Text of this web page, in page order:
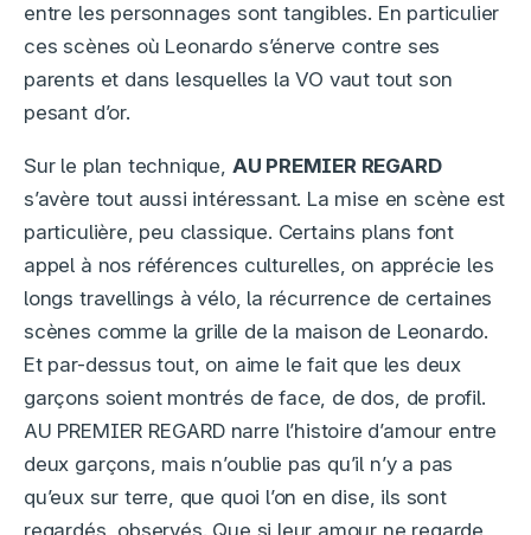
entre les personnages sont tangibles. En particulier
ces scènes où Leonardo s’énerve contre ses
parents et dans lesquelles la VO vaut tout son
pesant d’or.
Sur le plan technique, AU PREMIER REGARD
s’avère tout aussi intéressant. La mise en scène est
particulière, peu classique. Certains plans font
appel à nos références culturelles, on apprécie les
longs travellings à vélo, la récurrence de certaines
scènes comme la grille de la maison de Leonardo.
Et par-dessus tout, on aime le fait que les deux
garçons soient montrés de face, de dos, de profil.
AU PREMIER REGARD narre l’histoire d’amour entre
deux garçons, mais n’oublie pas qu’il n’y a pas
qu’eux sur terre, que quoi l’on en dise, ils sont